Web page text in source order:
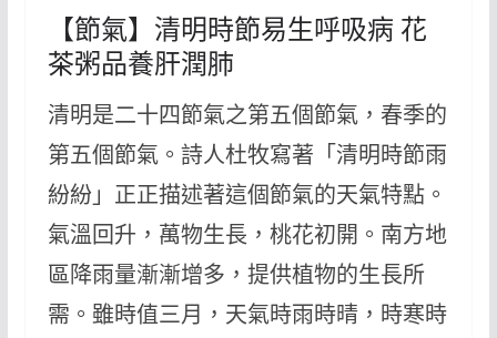
【節氣】清明時節易生呼吸病 花
茶粥品養肝潤肺
清明是二十四節氣之第五個節氣，春季的
第五個節氣。詩人杜牧寫著「清明時節雨
紛紛」正正描述著這個節氣的天氣特點。
氣溫回升，萬物生長，桃花初開。南方地
區降雨量漸漸增多，提供植物的生長所
需。雖時值三月，天氣時雨時晴，時寒時